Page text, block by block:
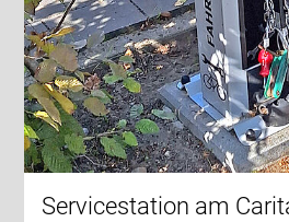
Servicestation am